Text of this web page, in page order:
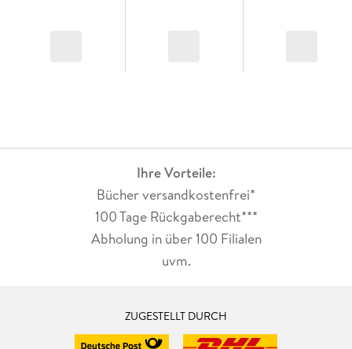
Ihre Vorteile:
Bücher versandkostenfrei*
100 Tage Rückgaberecht***
Abholung in über 100 Filialen
uvm.
ZUGESTELLT DURCH